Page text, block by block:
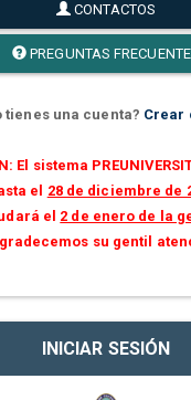
CONTACTOS
PREGUNTAS
tienes una cuenta? Crear
El sistema
el 28 de diciembre de
el 2 de enero de la
su gentil
INICIAR SESIÓN